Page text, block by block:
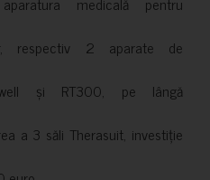
respectiv 2 aparate de
și RT300, pe lângă
a 3 săli Therasuit, investiție